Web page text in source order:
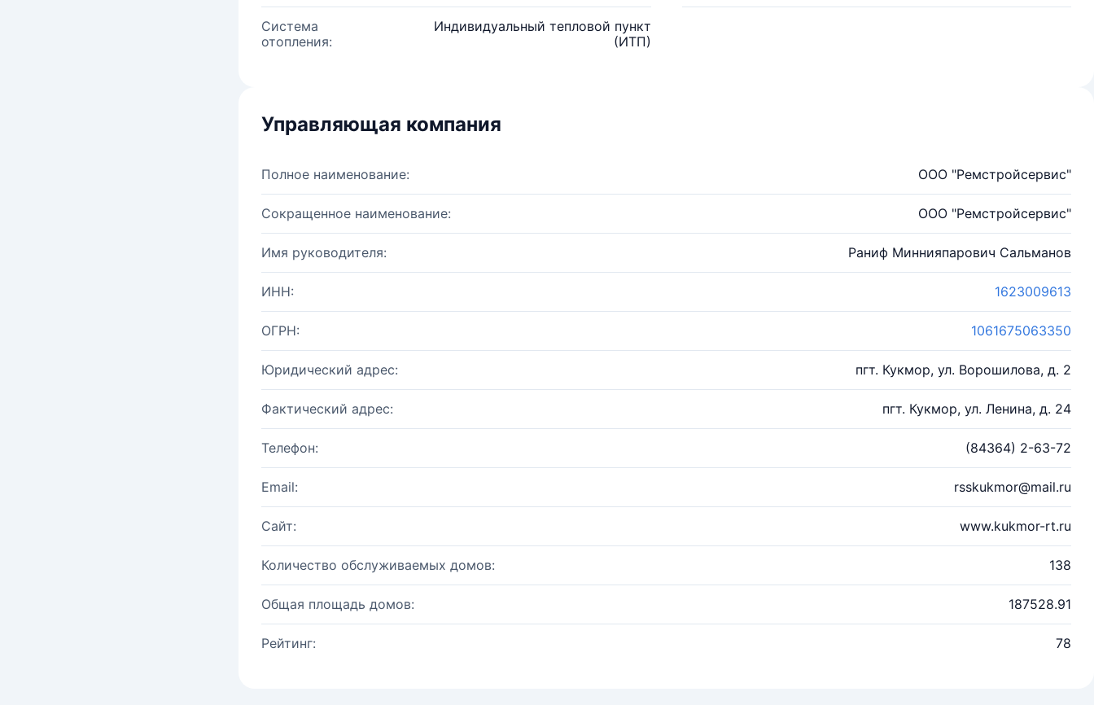
Система
отопления:
Индивидуальный тепловой пункт
(ИТП)
Управляющая компания
Полное наименование: ООО "Ремстройсервис"
Сокращенное наименование: ООО "Ремстройсервис"
Имя руководителя: Раниф Миннияпарович Сальманов
ИНН: 1623009613
ОГРН: 1061675063350
Юридический адрес: пгт. Кукмор, ул. Ворошилова, д. 2
Фактический адрес: пгт. Кукмор, ул. Ленина, д. 24
Телефон: (84364) 2-63-72
Email: rsskukmor@mail.ru
Сайт: www.kukmor-rt.ru
Количество обслуживаемых домов: 138
Общая площадь домов: 187528.91
Рейтинг: 78